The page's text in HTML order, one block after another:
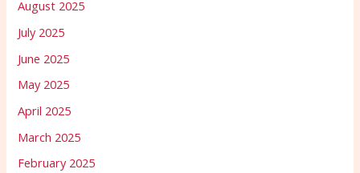
August 2025
July 2025
June 2025
May 2025
April 2025
March 2025
February 2025